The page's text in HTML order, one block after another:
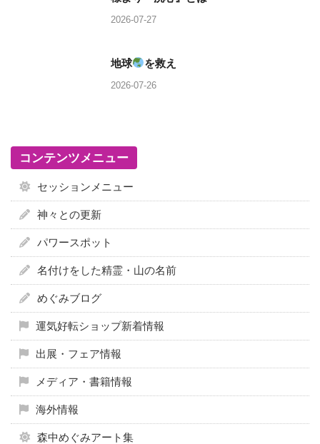
2026-07-27
地球 を救え
2026-07-26
コンテンツメニュー
セッションメニュー
神々との更新
パワースポット
名付けをした精霊・山の名前
めぐみブログ
運気好転ショップ新着情報
出展・フェア情報
メディア・書籍情報
海外情報
森中めぐみアート集